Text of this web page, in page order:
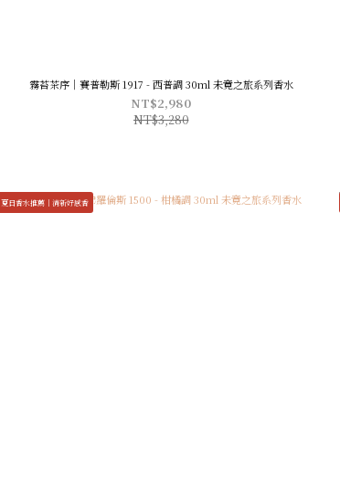
霧苔茶序｜賽普勒斯 1917 - 西普調 30ml 未竟之旅系列香水
NT$2,980
NT$3,280
夏日香水推薦｜清新好感香